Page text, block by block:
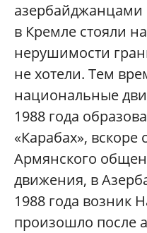
в Кремле стояли
нерушимости
не хотели. Тем
национальные
1988 года
«Карабах»,
Армянского
движения, в
1988 года возник
произошло после